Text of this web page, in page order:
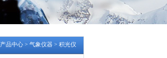
产品中心 > 气象仪器 > 积光仪